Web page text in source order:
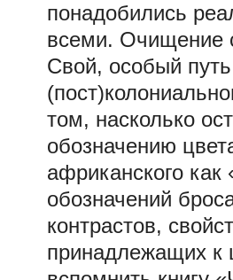
понадобились
всеми. Очищение
Свой, особый
том, насколько
обозначению
африканского как
обозначений
контрастов,
принадлежащих к